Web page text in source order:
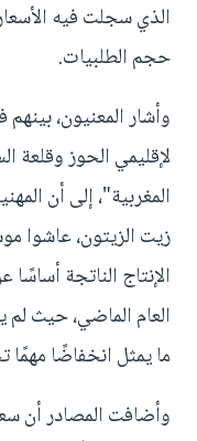
الذي سجلت فيه
حجم الطلبيات.
وأشار المعنيون،
لإقليمي الحوز وقلعة
المغربية"، إلى أن
زيت الزيتون، عاشوا
الإنتاج الناتجة
ما يمثل انخفاضًا مهمًا تجاوز 40% مقارنة